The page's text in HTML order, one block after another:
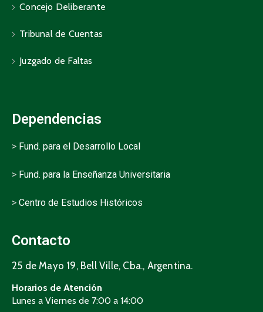
Concejo Deliberante
Tribunal de Cuentas
Juzgado de Faltas
Dependencias
> Fund. para el Desarrollo Local
> Fund. para la Enseñanza Universitaria
> Centro de Estudios Históricos
Contacto
25 de Mayo 19, Bell Ville, Cba., Argentina.
Horarios de Atención
Lunes a Viernes de 7:00 a 14:00